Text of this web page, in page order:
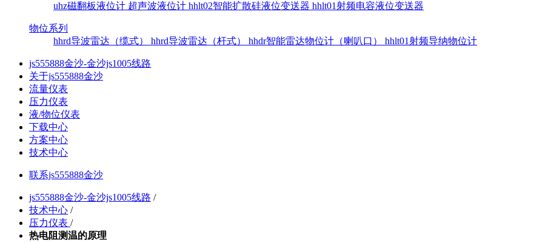
uhz磁翻板液位计 超声波液位计 hhlt02智能扩散硅液位变送器 hhlt01射频电容液位变送器
物位系列
hhrd导波雷达（缆式） hhrd导波雷达（杆式） hhdr智能雷达物位计（喇叭口） hhlt01射频导纳物位计
js555888金沙-金沙js1005线路
关于js555888金沙
流量仪表
压力仪表
液/物位仪表
下载中心
方案中心
技术中心
联系js555888金沙
js555888金沙-金沙js1005线路 /
技术中心 /
压力仪表 /
热电阻测温的原理